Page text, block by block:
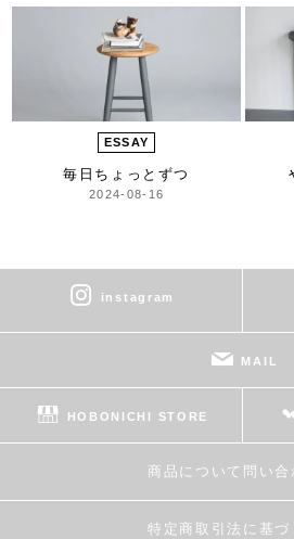
ESSAY
毎日ちょっとずつ
2024-08-16
instagram
MAIL
HOBONICHI STORE
商品について問い合
特定商取引法に基づ